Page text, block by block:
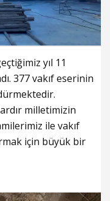
yıl 11
377 vakıf eserinin
milletimizin
ile vakıf
için büyük bir